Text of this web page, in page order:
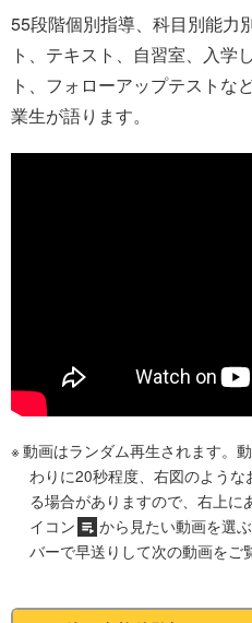
55段階個別指導、科目別能力
ト、テキスト、自習室、入学
ト、フォローアップテストな
業生が語ります。
動画はランダム再生されます。
わりに20秒程度、右図のような
る場合がありますので、右上に
イコン
から見たい動画を選
バーで早送りして次の動画をご